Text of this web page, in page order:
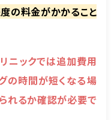
の料金がかかること
ニックでは追加費用
の時間が短くなる場
れるか確認が必要で